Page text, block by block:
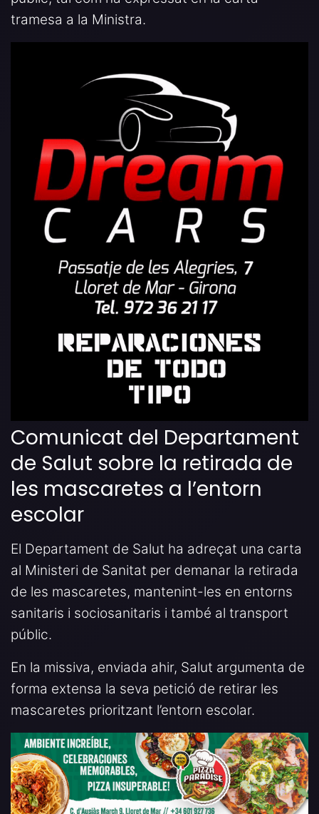
tramesa a la Ministra.
Comunicat del Departament
de Salut sobre la retirada de
les mascaretes a l’entorn
escolar
El Departament de Salut ha adreçat una carta
al Ministeri de Sanitat per demanar la retirada
de les mascaretes, mantenint-les en entorns
sanitaris i sociosanitaris i també al transport
públic.
En la missiva, enviada ahir, Salut argumenta de
forma extensa la seva petició de retirar les
mascaretes prioritzant l’entorn escolar.